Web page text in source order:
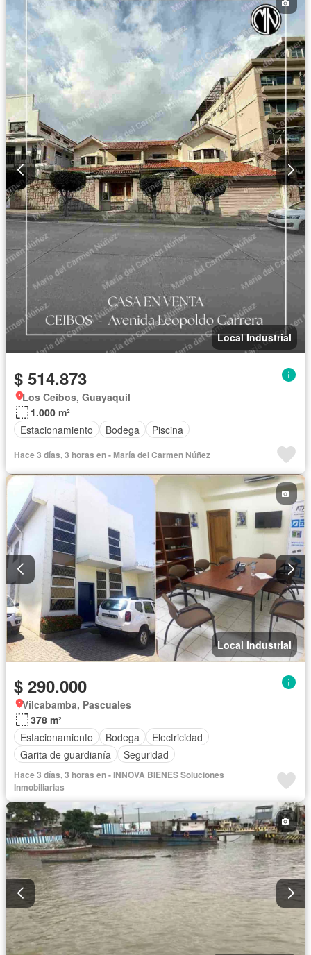
Local Industrial
$ 514.873
Los Ceibos, Guayaquil
1.000 m²
Estacionamiento
Bodega Piscina
Hace 3 días, 3 horas en - María del Carmen Núñez
Local Industrial
$ 290.000
Vilcabamba, Pascuales
378 m²
Estacionamiento
Bodega
Electricidad
Garita de guardianía
Seguridad
Hace 3 días, 3 horas en - INNOVA BIENES Soluciones
Inmobiliarias